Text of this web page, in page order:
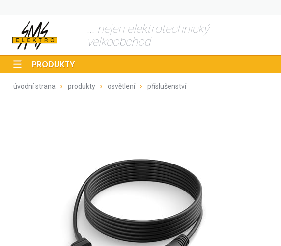
... nejen elektrotechnický
velkoobchod
PRODUKTY
úvodní strana produkty osvětlení příslušenství